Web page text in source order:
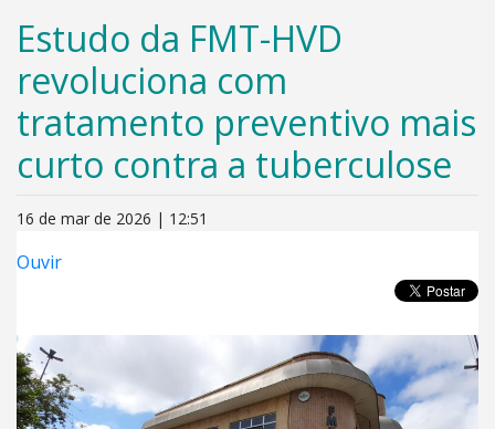
Estudo da FMT-HVD
revoluciona com
tratamento preventivo mais
curto contra a tuberculose
16 de mar de 2026 | 12:51
Ouvir